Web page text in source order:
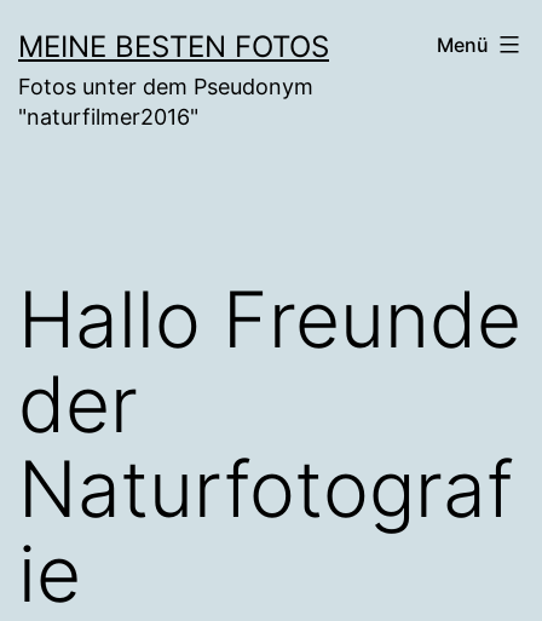
Inhalt
springen
MEINE BESTEN FOTOS
Fotos unter dem Pseudonym
"naturfilmer2016"
Menü
Hallo Freunde
der
Naturfotograf
ie